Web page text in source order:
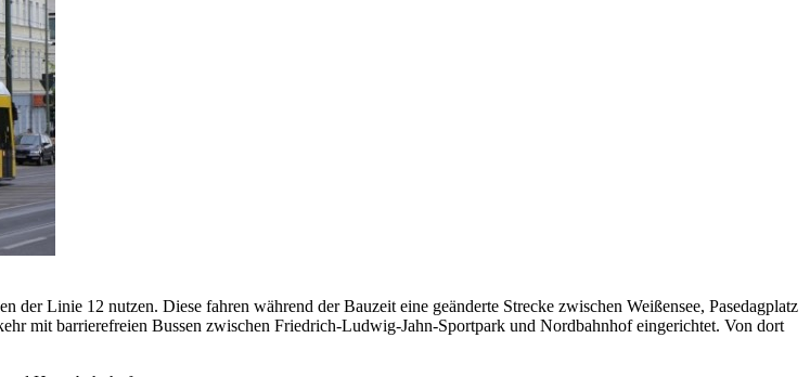
Linie 12 nutzen. Diese fahren während der Bauzeit eine geänderte Strecke zwischen Weißensee, Pasedagplatz
mit barrierefreien Bussen zwischen Friedrich-Ludwig-Jahn-Sportpark und Nordbahnhof eingerichtet. Von dort